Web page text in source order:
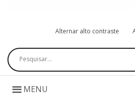
Alternar alto contraste
Pesquisar
MENU